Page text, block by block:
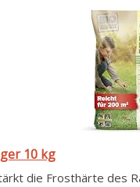
10 kg
die Frosthärte des